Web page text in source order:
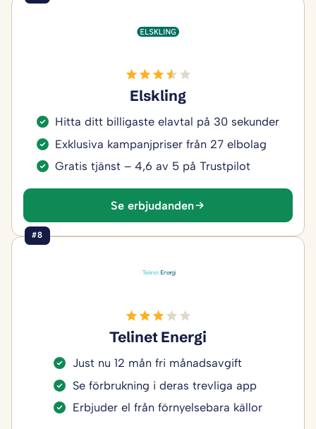
Elskling
Hitta ditt billigaste elavtal på 30 sekunder
Exklusiva kampanjpriser från 27 elbolag
Gratis tjänst – 4,6 av 5 på Trustpilot
Se erbjudanden
#8
Telinet Energi
Just nu 12 mån fri månadsavgift
Se förbrukning i deras trevliga app
Erbjuder el från förnyelsebara källor